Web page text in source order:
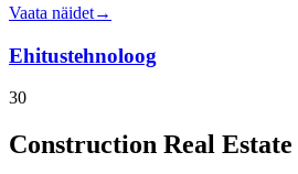
Vaata näidet→
Ehitustehnoloog
30
Construction Real Estate